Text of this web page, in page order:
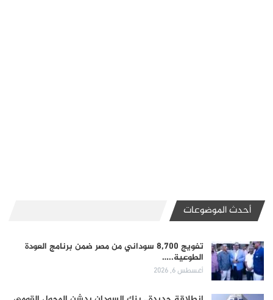
أحدث الموضوعات
تفويج 8,700 سوداني من مصر ضمن برنامج العودة
الطوعية..…
أغسطس 6, 2026